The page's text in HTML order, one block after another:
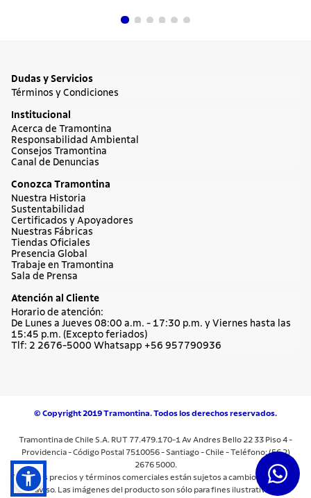
Dudas y Servicios
Términos y Condiciones
Institucional
Acerca de Tramontina
Responsabilidad Ambiental
Consejos Tramontina
Canal de Denuncias
Conozca Tramontina
Nuestra Historia
Sustentabilidad
Certificados y Apoyadores
Nuestras Fábricas
Tiendas Oficiales
Presencia Global
Trabaje en Tramontina
Sala de Prensa
Atención al Cliente
Horario de atención:
De Lunes a Jueves 08:00 a.m. - 17:30 p.m. y Viernes hasta las
15:45 p.m. (Excepto feriados)
Tlf: 2 2676-5000 Whatsapp +56 957790936
© Copyright 2019 Tramontina. Todos los derechos reservados.
Tramontina de Chile S.A. RUT 77.479.170-1 Av Andres Bello 22 33 Piso 4 -
Providencia - Código Postal 7510056 - Santiago - Chile - Teléfono: (56 2)
2676 5000.
Todos los precios y términos comerciales están sujetos a cambios sin previo
aviso. Las imágenes del producto son sólo para fines ilustrativos.